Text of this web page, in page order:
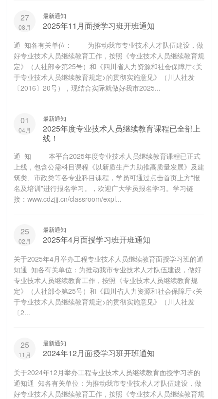
27
08月
最新通知
2025年11月面授学习班开班通知
通 知各有关单位： 为推动我市专业技术人才队伍建设，做
好专业技术人员继续教育工作，按照《专业技术人员继续教育规
定》（人社部令第25号）和《四川省人力资源和社会保障厅<关
于专业技术人员继续教育规定>的贯彻实施意见》（川人社发
〔2016〕20号），现结合实际就做好我市2025...
01
04月
最新通知
2025年度专业技术人员继续教育课程已全部上
线！
通 知 本平台2025年度专业技术人员继续教育课程已正式
上线，包含公需科目课程《以新质生产力助推高质量发展》及建
筑类、市政类等各专业科目课程，学员可通过点击首页上方“报
名及培训”进行报名学习。，欢迎广大学员报名学习。学习链
接：www.cdzjjj.cn/classroom/expl...
25
02月
最新通知
2025年4月面授学习班开班通知
关于2025年4月举办工程专业技术人员继续教育面授学习班的通
知通 知各有关单位：为推动我市专业技术人才队伍建设，做好
专业技术人员继续教育工作，按照《专业技术人员继续教育规
定》（人社部令第25号）和《四川省人力资源和社会保障厅<关
于专业技术人员继续教育规定>的贯彻实施意见》（川人社发
〔2...
25
11月
最新通知
2024年12月面授学习班开班通知
关于2024年12月举办工程专业技术人员继续教育面授学习班的
通知通 知各有关单位：为推动我市专业技术人才队伍建设，做
好专业技术人员继续教育工作，按照《专业技术人员继续教育规